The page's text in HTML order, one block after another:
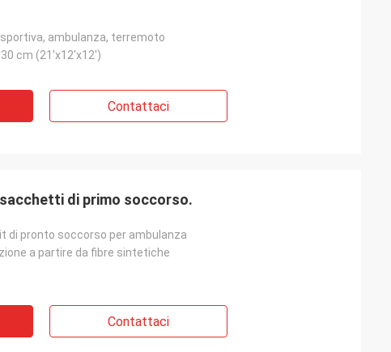
ambulanza, terremoto
30 cm (21'x12'x12')
Contattaci
di primo soccorso.
di pronto soccorso per ambulanza
a partire da fibre sintetiche
Contattaci